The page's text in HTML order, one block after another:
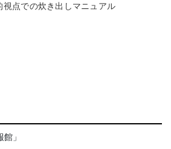
視点での炊き出しマニュアル
」